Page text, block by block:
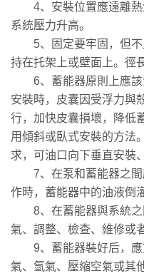
4、安裝位置應遠離熱
系統壓力升高。
5、固定要牢固，但不
持在托架上或壁面上。徑
6、蓄能器原則上應該
安裝時，皮囊因受浮力與
行，加快皮囊損壞，降低
用傾斜或臥式安裝的方法
求，可油口向下垂直安裝
7、在泵和蓄能器之間
作時，蓄能器中的油液倒
8、在蓄能器與系統之
氣、調整、檢查、維修或
9、蓄能器裝好后，應
氣、氫氣、壓縮空氣或其